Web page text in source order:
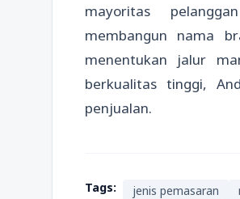
mayoritas
membangun nama
menentukan jalur
berkualitas tinggi,
penjualan.
Tags: jenis pemasaran